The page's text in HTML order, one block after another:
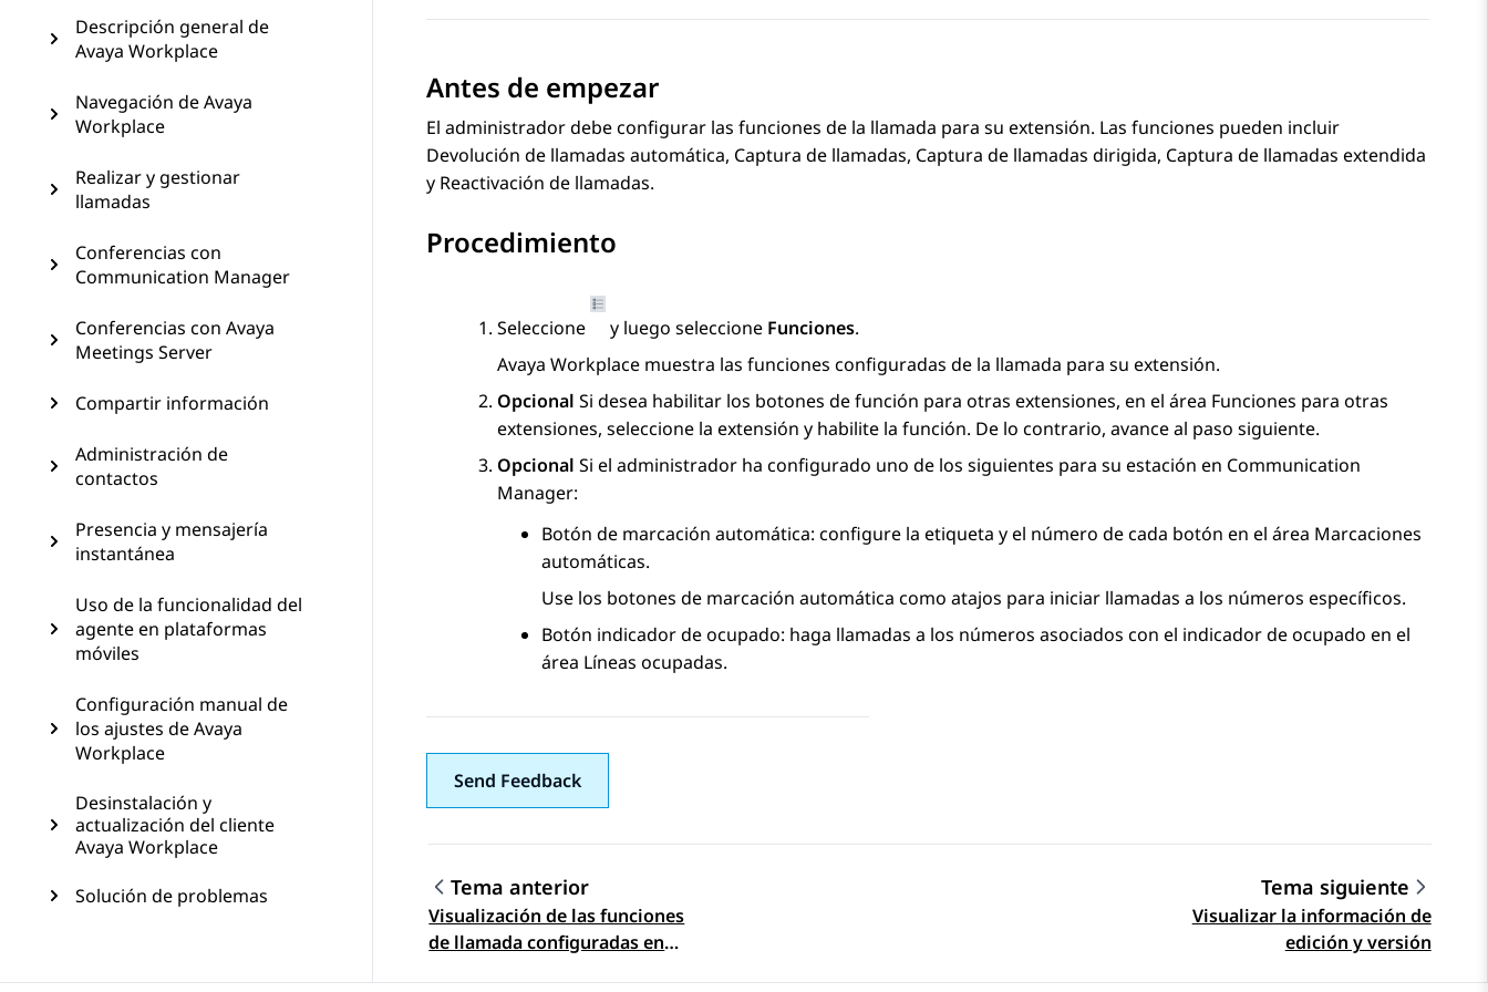
Descripción general de
Avaya Workplace
Navegación de Avaya
Workplace
Realizar y gestionar
llamadas
Conferencias con
Communication Manager
Conferencias con Avaya
Meetings Server
Compartir información
Administración de
contactos
Presencia y mensajería
instantánea
Uso de la funcionalidad del
agente en plataformas
móviles
Configuración manual de
los ajustes de Avaya
Workplace
Desinstalación y
actualización del cliente
Avaya Workplace
Solución de problemas
Antes de empezar
El administrador debe configurar las funciones de la llamada para su extensión. Las funciones pueden incluir
Devolución de llamadas automática, Captura de llamadas, Captura de llamadas dirigida, Captura de llamadas extendida
y Reactivación de llamadas.
Procedimiento
Seleccione y luego seleccione Funciones.
Avaya Workplace muestra las funciones configuradas de la llamada para su extensión.
Opcional Si desea habilitar los botones de función para otras extensiones, en el área Funciones para otras
extensiones, seleccione la extensión y habilite la función. De lo contrario, avance al paso siguiente.
Opcional Si el administrador ha configurado uno de los siguientes para su estación en Communication
Manager:
Botón de marcación automática: configure la etiqueta y el número de cada botón en el área Marcaciones
automáticas.
Use los botones de marcación automática como atajos para iniciar llamadas a los números específicos.
Botón indicador de ocupado: haga llamadas a los números asociados con el indicador de ocupado en el
área Líneas ocupadas.
Send Feedback
Navegación de tema
Tema anterior
Visualización de las funciones
de llamada configuradas en
Tema siguiente
Visualizar la información de
edición y versión